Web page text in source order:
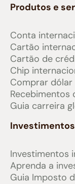
Produtos e
Conta
Cartão
Cartão de
Chip
Comprar dólar
Recebimentos
Guia carreira
Investimentos
Investimentos
Aprenda a
Guia Imposto